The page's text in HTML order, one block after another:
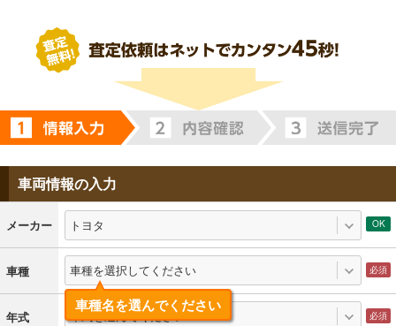
車両情報の入力
メーカー トヨタ
車種 車種を選択してください
車種名を選んでください
年式 年式を選んでください